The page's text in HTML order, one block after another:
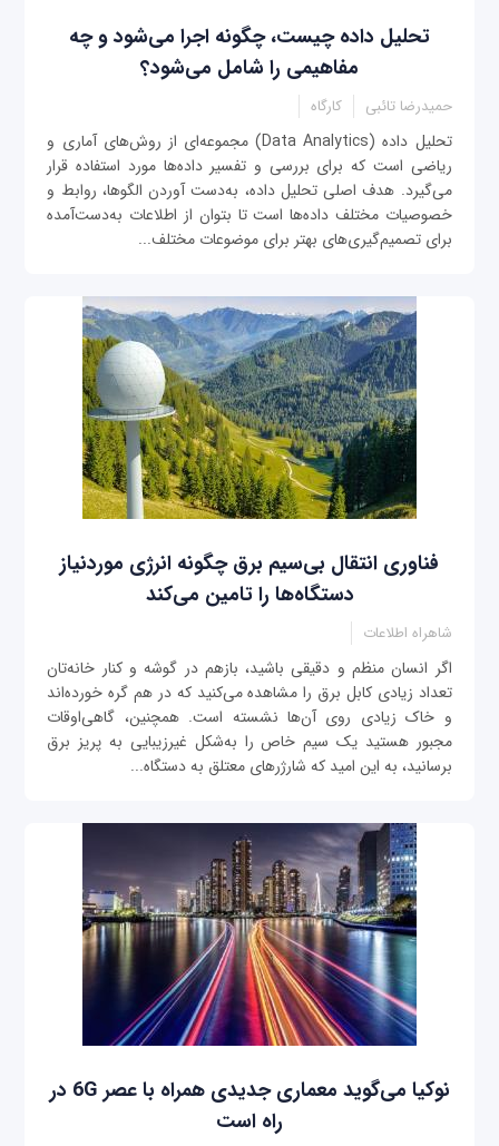
تحلیل داده چیست، چگونه اجرا می‌شود و چه
مفاهیمی را شامل می‌شود؟
حمیدرضا تائبی کارگاه
تحلیل داده (Data Analytics) مجموعه‌ای از روش‌های آماری و
ریاضی است که برای بررسی و تفسیر داده‌ها مورد استفاده قرار
می‌گیرد. هدف اصلی تحلیل داده، به‌دست آوردن الگوها، روابط و
خصوصیات مختلف داده‌ها است تا بتوان از اطلاعات به‌دست‌آمده
برای تصمیم‌گیری‌های بهتر برای موضوعات مختلف...
فناوری انتقال بی‌سیم برق چگونه انرژی موردنیاز
دستگاه‌ها را تامین می‌کند
شاهراه اطلاعات
اگر انسان منظم و دقیقی باشید، بازهم در گوشه و کنار خانه‌تان
تعداد زیادی کابل برق را مشاهده می‌کنید که در هم گره خورده‌اند
و خاک زیادی روی آن‌ها نشسته است. همچنین، گاهی‌اوقات
مجبور هستید یک سیم خاص را به‌شکل غیر‌زیبایی به پریز برق
برسانید، به این امید که شارژرهای معتلق به دستگاه‌...
نوکیا می‌گوید معماری جدیدی همراه با عصر 6G در
راه است